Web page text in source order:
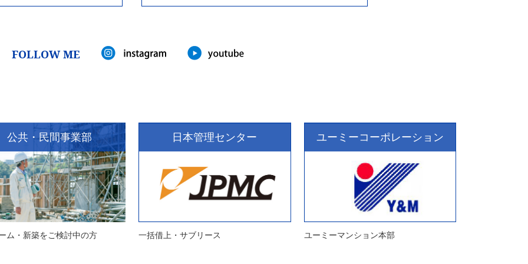
FOLLOW ME
公共・民間事業部
ム・新築をご検討中の方
日本管理センター
一括借上・サブリース
ユーミーコーポレーション
ユーミーマンション本部